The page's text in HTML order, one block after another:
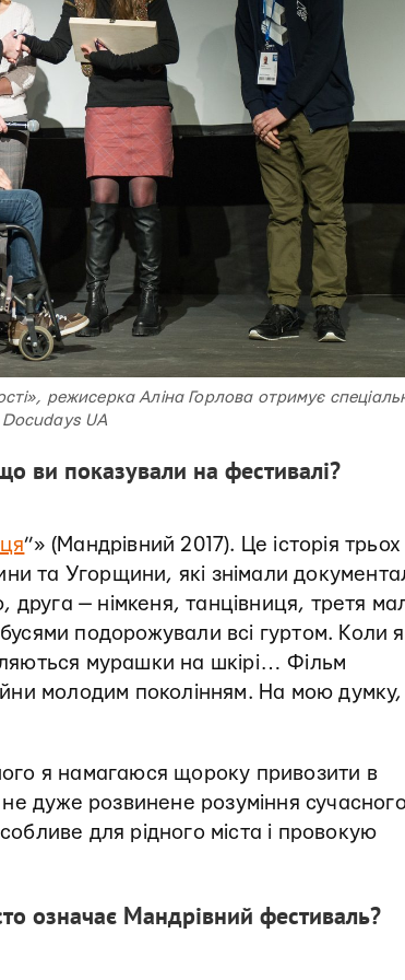
режисерка Аліна Горлова отримує
Docudays UA
ви показували на фестивалі?
”» (Мандрівний 2017). Це історія трьох
та Угорщини, які знімали
друга — німкеня, танцівниця, третя
подорожували всі гуртом. Коли я
мурашки на шкірі… Фільм
молодим поколінням. На мою
я намагаюся щороку привозити в
дуже розвинене розуміння
для рідного міста і провокую
означає Мандрівний фестиваль?